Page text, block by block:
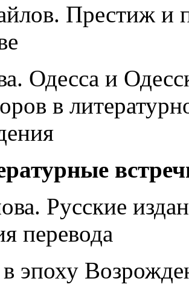
Престиж и
Одесса и
в
Русские
перевода
эпоху